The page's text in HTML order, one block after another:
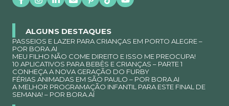
ALGUNS DESTAQUES
PASSEIOS E LAZER PARA CRIANÇAS EM PORTO ALEGRE –
POR BORA.AI
MEU FILHO NÃO COME DIREITO E ISSO ME PREOCUPA!
10 APLICATIVOS PARA BEBÊS E CRIANÇAS – PARTE 1
CONHEÇA A NOVA GERAÇÃO DO FURBY
FÉRIAS ANIMADAS EM SÃO PAULO – POR BORA.AI
A MELHOR PROGRAMAÇÃO INFANTIL PARA ESTE FINAL DE
SEMANA! – POR BORA.AÍ